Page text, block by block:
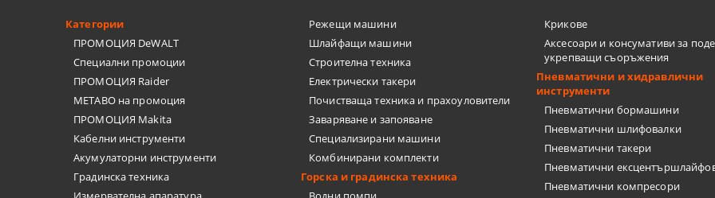
Категории
ПРОМОЦИЯ DeWALT
Специални промоции
ПРОМОЦИЯ Raider
METABO на промоция
ПРОМОЦИЯ Makita
Кабелни инструменти
Акумулаторни инструменти
Градинска техника
Режещи машини
Шлайфащи машини
Строителна техника
Електрически такери
Почистваща техника и прахоуловители
Заваряване и запояване
Специализирани машини
Комбинирани комплекти
Горска и градинска техника
Крикове
Аксесоари и консумативи за
укрепващи съоръжения
Пневматични и хидравлични
инструменти
Пневматични бормашини
Пневматични шлифовалки
Пневматични такери
Пневматични
Пневматични компресори